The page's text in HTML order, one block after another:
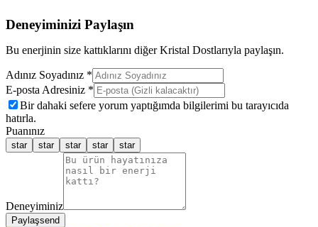
Deneyiminizi Paylaşın
Bu enerjinin size kattıklarını diğer Kristal Dostlarıyla paylaşın.
Adınız Soyadınız *
E-posta Adresiniz *
Bir dahaki sefere yorum yaptığımda bilgilerimi bu tarayıcıda
hatırla.
Puanınız
star star star star star
Deneyiminiz
Paylaşsend